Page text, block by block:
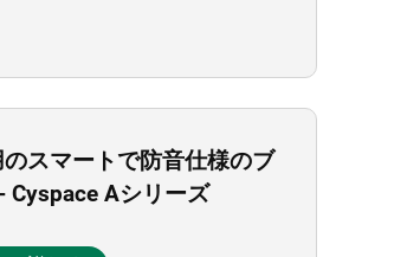
スマートで防音仕様のブ
Cyspace Aシリーズ